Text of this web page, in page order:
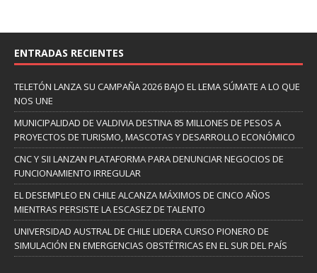
ENTRADAS RECIENTES
TELETÓN LANZA SU CAMPAÑA 2026 BAJO EL LEMA SÚMATE A LO QUE
NOS UNE
MUNICIPALIDAD DE VALDIVIA DESTINA 85 MILLONES DE PESOS A
PROYECTOS DE TURISMO, MASCOTAS Y DESARROLLO ECONÓMICO
CNC Y SII LANZAN PLATAFORMA PARA DENUNCIAR NEGOCIOS DE
FUNCIONAMIENTO IRREGULAR
EL DESEMPLEO EN CHILE ALCANZA MÁXIMOS DE CINCO AÑOS
MIENTRAS PERSISTE LA ESCASEZ DE TALENTO
UNIVERSIDAD AUSTRAL DE CHILE LIDERA CURSO PIONERO DE
SIMULACIÓN EN EMERGENCIAS OBSTÉTRICAS EN EL SUR DEL PAÍS